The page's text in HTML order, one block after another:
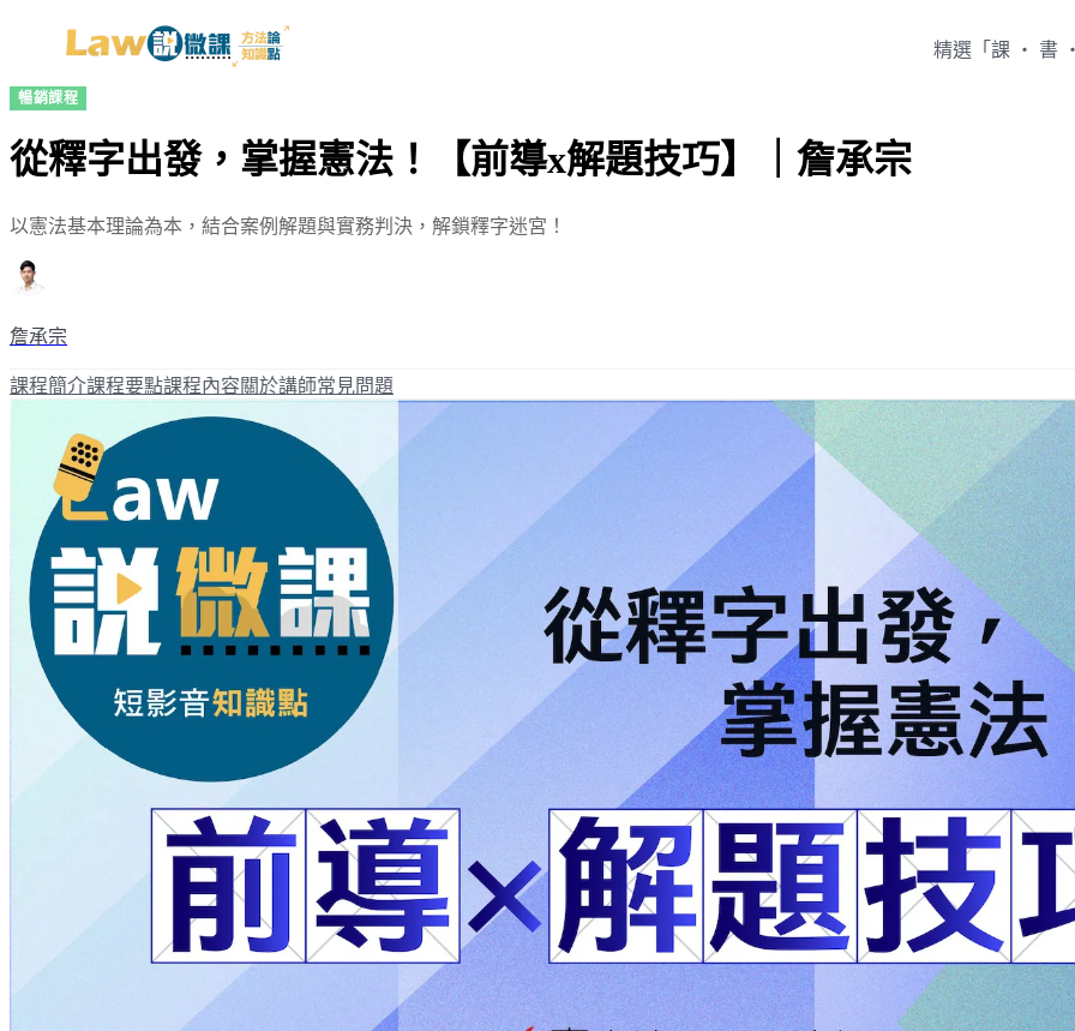
精選「課 ‧ 書
暢銷課程
從釋字出發，掌握憲法！【前導x解題技巧】｜詹承宗
以憲法基本理論為本，結合案例解題與實務判決，解鎖釋字迷宮！
詹承宗
課程簡介課程要點課程內容關於講師常見問題